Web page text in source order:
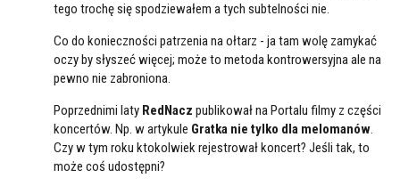
tego trochę się spodziewałem a tych subtelności nie.
Co do konieczności patrzenia na ołtarz - ja tam wolę zamykać
oczy by słyszeć więcej; może to metoda kontrowersyjna ale na
pewno nie zabroniona.
Poprzednimi laty RedNacz publikował na Portalu filmy z części
koncertów. Np. w artykule Gratka nie tylko dla melomanów.
Czy w tym roku ktokolwiek rejestrował koncert? Jeśli tak, to
może coś udostępni?